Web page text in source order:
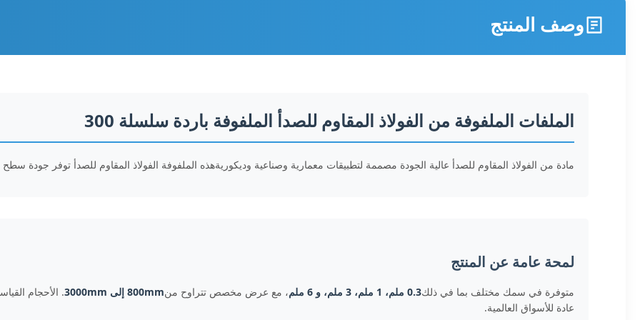
وصف المنتج
الملفات الملفوفة من الفولاذ المقاوم للصدأ الملفوفة باردة سلسلة 300
مادة من الفولاذ المقاوم للصدأ عالية الجودة مصممة لتطبيقات معمارية وصناعية وديكوريةهذه الملفوفة الفولاذ المقاوم للصدأ توفر جودة سطح
لمحة عامة عن المنتج
متوفرة في سمك مختلف بما في ذلك0.3 ملم، 1 ملم، 3 ملم، و 6 ملم ، مع عرض مخصص تتراوح من800mm إلى 3000mm
. الأحجام
عادة للأسواق العالمية.